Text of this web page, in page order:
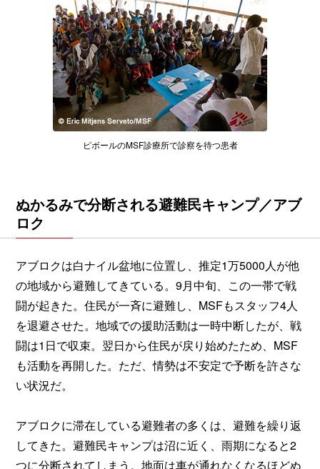
ピボールのMSF診療所で診察を待つ患者
ぬかるみで分断される避難民キャンプ／アブ
ロク
アブロクは白ナイル盆地に位置し、推定1万5000人が他
の地域から避難してきている。9月中旬、この一帯で戦
闘が起きた。住民が一斉に避難し、MSFもスタッフ4人
を退避させた。地域での援助活動は一時中断したが、戦
闘は1日で収束。翌日から住民が戻り始めたため、MSF
も活動を再開した。ただ、情勢は不安定で予断を許さな
い状況だ。
アブロクに滞在している避難者の多くは、避難を繰り返
してきた。避難民キャンプは沼に近く、雨期になると2
つに分断されてしまう。地面は車が通れなくなるほどぬ